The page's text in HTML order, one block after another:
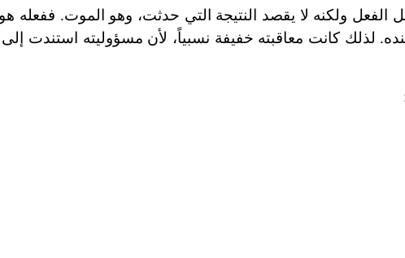
الفعل ولكنه لا يقصد النتيجة التي حدثت، وهو الموت. ففعله
لذلك كانت معاقبته خفيفة نسبياً، لأن مسؤوليته استندت